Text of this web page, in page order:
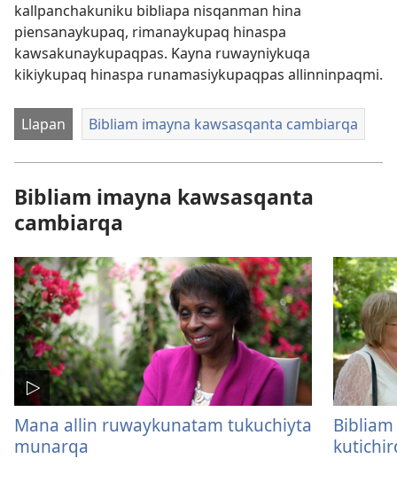
kallpanchakuniku bibliapa nisqanman hina
piensanaykupaq, rimanaykupaq hinaspa
kawsakunaykupaqpas. Kayna ruwayniykuqa
kikiykupaq hinaspa runamasiykupaqpas allinninpaqmi.
Llapan Bibliam imayna kawsasqanta cambiarqa
Bibliam imayna kawsasqanta
cambiarqa
Mana allin ruwaykunatam tukuchiyta
munarqa